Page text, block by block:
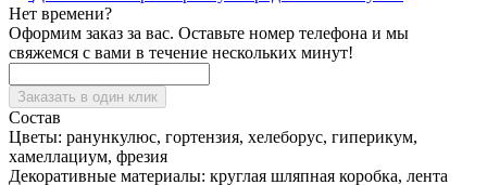
Нет времени?
Оформим заказ за вас. Оставьте номер телефона и мы
свяжемся с вами в течение нескольких минут!
Заказать в один клик
Состав
Цветы: ранункулюс, гортензия, хелеборус, гиперикум,
хамеллациум, фрезия
Декоративные материалы: круглая шляпная коробка, лента